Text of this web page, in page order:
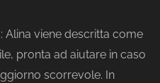
Alina viene descritta come
pronta ad aiutare in caso
scorrevole. In